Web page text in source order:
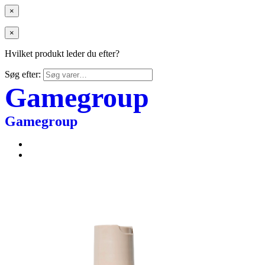
×
×
Hvilket produkt leder du efter?
Søg efter:
Gamegroup
Gamegroup